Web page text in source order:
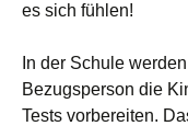
es sich fühlen!
In der Schule
Bezugsperson die
Tests vorbereiten.